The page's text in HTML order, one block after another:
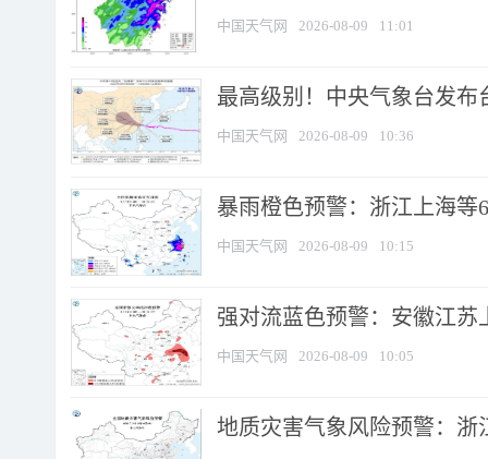
中国天气网 2026-08-09 11:01
最高级别！中央气象台发布
中国天气网 2026-08-09 10:36
暴雨橙色预警：浙江上海等
中国天气网 2026-08-09 10:15
强对流蓝色预警：安徽江苏
中国天气网 2026-08-09 10:05
地质灾害气象风险预警：浙